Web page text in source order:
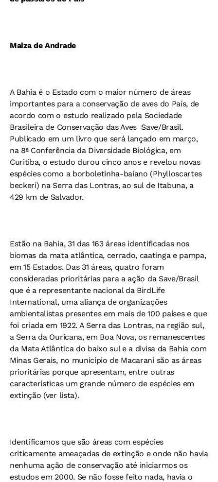
Maiza de Andrade
A Bahia é o Estado com o maior número de áreas
importantes para a conservação de aves do País, de
acordo com o estudo realizado pela Sociedade
Brasileira de Conservação das Aves  Save/Brasil.
Publicado em um livro que será lançado em março,
na 8ª Conferência da Diversidade Biológica, em
Curitiba, o estudo durou cinco anos e revelou novas
espécies como a borboletinha-baiano (Phylloscartes
beckeri) na Serra das Lontras, ao sul de Itabuna, a
429 km de Salvador.
Estão na Bahia, 31 das 163 áreas identificadas nos
biomas da mata atlântica, cerrado, caatinga e pampa,
em 15 Estados. Das 31 áreas, quatro foram
consideradas prioritárias para a ação da Save/Brasil
que é a representante nacional da BirdLife
International, uma aliança de organizações
ambientalistas presentes em mais de 100 países e que
foi criada em 1922. A Serra das Lontras, na região sul,
a Serra da Ouricana, em Boa Nova, os remanescentes
da Mata Atlântica do baixo sul e a divisa da Bahia com
Minas Gerais, no município de Macarani são as áreas
prioritárias porque apresentam, entre outras
características um grande número de espécies em
extinção (ver lista).
Identificamos que são áreas com espécies
criticamente ameaçadas de extinção e onde não havia
nenhuma ação de conservação até iniciarmos os
estudos em 2000. Se não fosse feito nada, havia o